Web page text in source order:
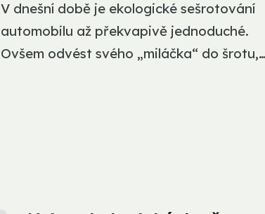
V dnešní době je ekologické sešrotování
automobilu až překvapivě jednoduché.
Ovšem odvést svého „miláčka“ do šrotu,